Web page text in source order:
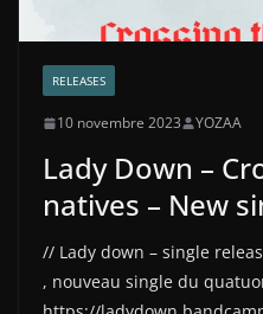
RELEASES
10 novembre 2023 YOZAA
Lady Down –
natives – New
// Lady down – single
, nouveau single du